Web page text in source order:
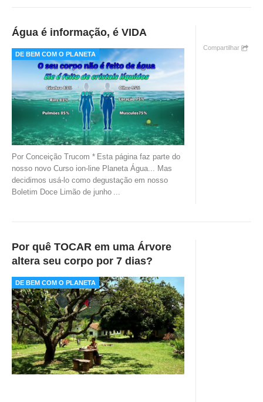
Água é informação, é VIDA
DE BEM COM O PLANETA
Por Conceição Trucom * Esta página faz parte do
nosso novo Curso ion-line Planeta Água... Mas
decidimos usá-lo como degustação em nosso
Boletim Doce Limão de junho ...
Compartilhar
Por quê TOCAR em uma Árvore
altera seu corpo por 7 dias?
DE BEM COM O PLANETA